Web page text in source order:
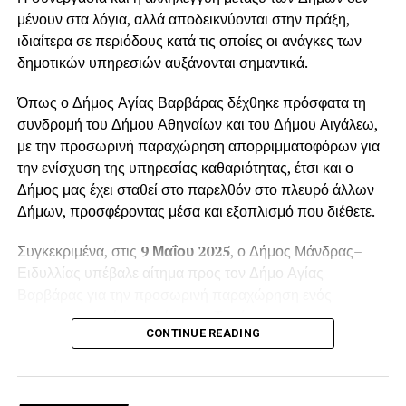
μένουν στα λόγια, αλλά αποδεικνύονται στην πράξη,
ιδιαίτερα σε περιόδους κατά τις οποίες οι ανάγκες των
δημοτικών υπηρεσιών αυξάνονται σημαντικά.
Όπως ο Δήμος Αγίας Βαρβάρας δέχθηκε πρόσφατα τη
συνδρομή του Δήμου Αθηναίων και του Δήμου Αιγάλεω,
με την προσωρινή παραχώρηση απορριμματοφόρων για
την ενίσχυση της υπηρεσίας καθαριότητας, έτσι και ο
Δήμος μας έχει σταθεί στο παρελθόν στο πλευρό άλλων
Δήμων, προσφέροντας μέσα και εξοπλισμό που διέθετε.
Συγκεκριμένα, στις 9 Μαΐου 2025, ο Δήμος Μάνδρας–
Ειδυλλίας υπέβαλε αίτημα προς τον Δήμο Αγίας
απορριμματοφόρου οχήματος. Το αίτημα
πρωτοκολλήθηκε στις12 Μαΐου 2025, με αριθμό
αυξημένων αναγκών τηςΔημοτικής Ενότητας Βιλίων
CONTINUE READING